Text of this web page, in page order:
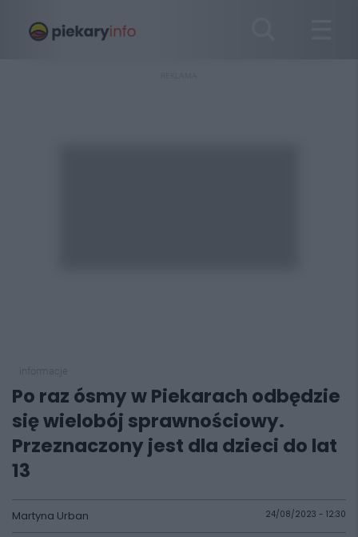
Po raz ósmy w Piekarach odbędzie
się wielobój sprawnościowy.
Przeznaczony jest dla dzieci do lat
13
Martyna Urban 24/08/2023 - 12:30